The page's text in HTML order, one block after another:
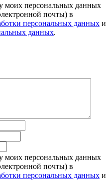
моих персональных данных
почты) в
персональных данных и
данных.
моих персональных данных
почты) в
персональных данных и